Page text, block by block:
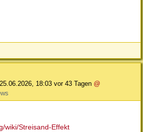
18:03 vor 43 Tagen @
wiki/Streisand-Effekt